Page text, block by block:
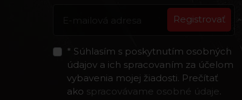
Registrovať
* Súhlasím s poskytnutím osobných
údajov a ich spracovaním za účelom
vybavenia mojej žiadosti. Prečítať
ako spracovávame osobné údaje.